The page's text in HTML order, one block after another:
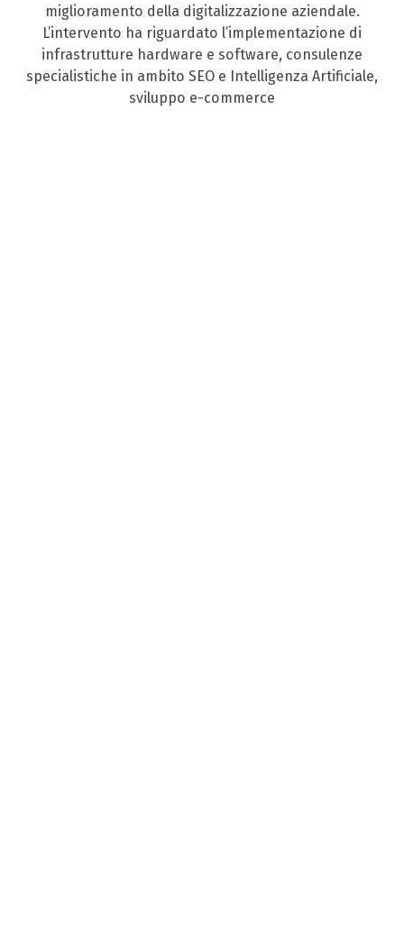
miglioramento della digitalizzazione aziendale.
L’intervento ha riguardato l’implementazione di
infrastrutture hardware e software, consulenze
specialistiche in ambito SEO e Intelligenza Artificiale,
sviluppo e-commerce